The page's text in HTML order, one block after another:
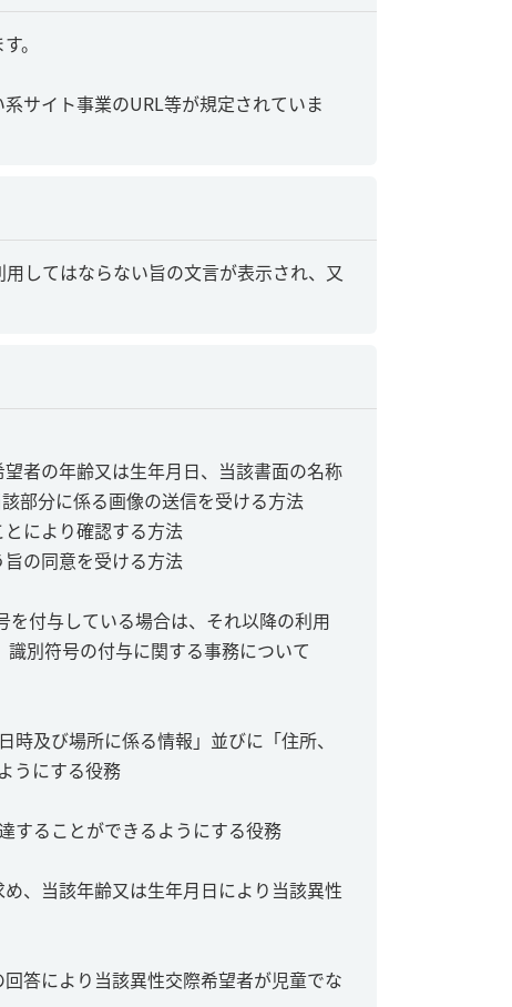
。
サイト事業のURL等が規定されていま
してはならない旨の文言が表示され、又
者の年齢又は生年月日、当該書面の名称
部分に係る画像の送信を受ける方法
により確認する方法
の同意を受ける方法
付与している場合は、それ以降の利用
別符号の付与に関する事務について
及び場所に係る情報」並びに「住所、
うにする役務
することができるようにする役務
、当該年齢又は生年月日により当該異性
答により当該異性交際希望者が児童でな